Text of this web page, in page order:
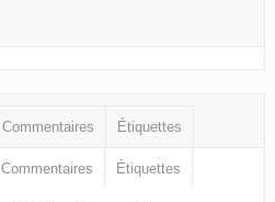
Commentaires Étiquettes
Commentaires Étiquettes